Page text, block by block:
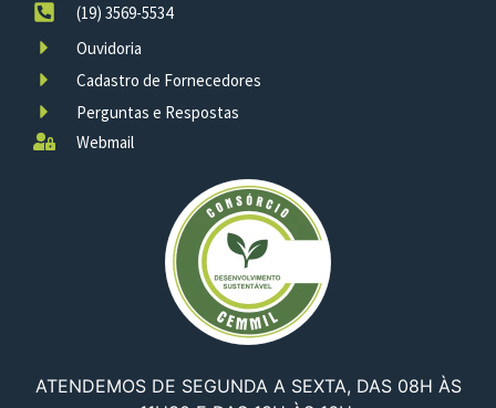
ATENDEMOS DE SEGUNDA A SEXTA, DAS 08H ÀS
(19) 3569-5534
Ouvidoria
Cadastro de Fornecedores
Perguntas e Respostas
Webmail